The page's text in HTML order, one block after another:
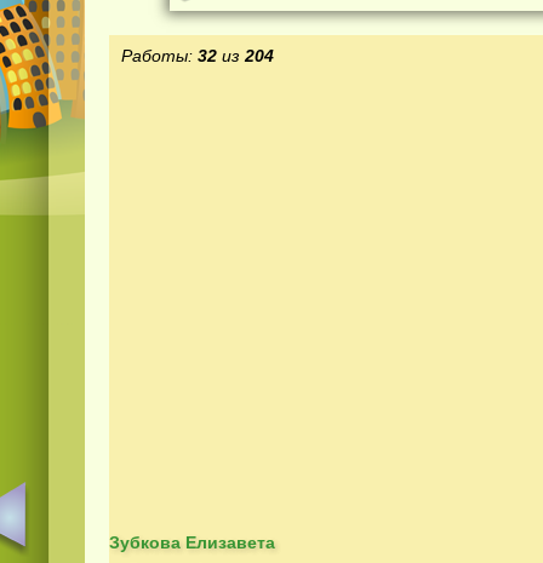
Работы: 32 из 204
Зубкова Елизавета